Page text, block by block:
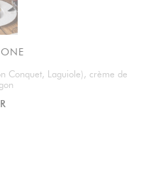
Conquet, Laguiole), crème de